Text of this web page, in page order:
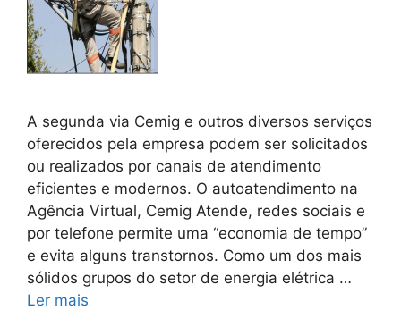
A segunda via Cemig e outros diversos serviços
oferecidos pela empresa podem ser solicitados
ou realizados por canais de atendimento
eficientes e modernos. O autoatendimento na
Agência Virtual, Cemig Atende, redes sociais e
por telefone permite uma “economia de tempo”
e evita alguns transtornos. Como um dos mais
sólidos grupos do setor de energia elétrica …
Ler mais